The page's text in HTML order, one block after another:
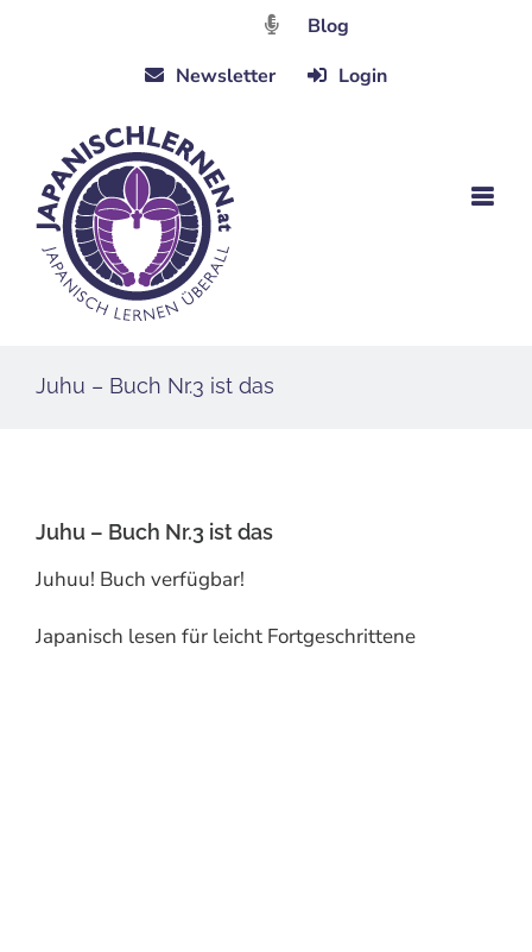
Blog
Newsletter
Login
Juhu – Buch Nr.3 ist das
Juhu – Buch Nr.3 ist das
Juhuu! Buch verfügbar!
Japanisch lesen für leicht Fortgeschrittene